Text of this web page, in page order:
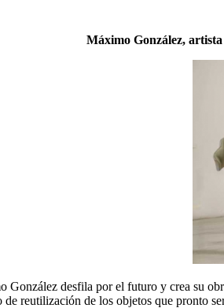
Máximo González,
desfila por el futuro y crea su
reutilización de los objetos que pronto